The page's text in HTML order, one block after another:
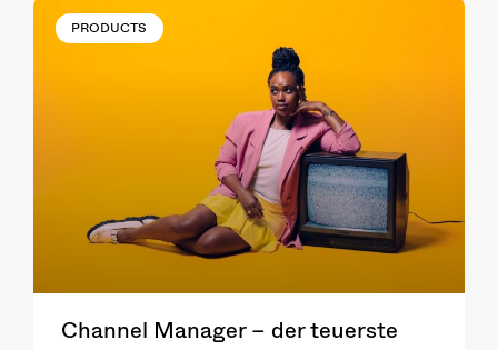
PRODUCTS
Channel Manager – der teuerste